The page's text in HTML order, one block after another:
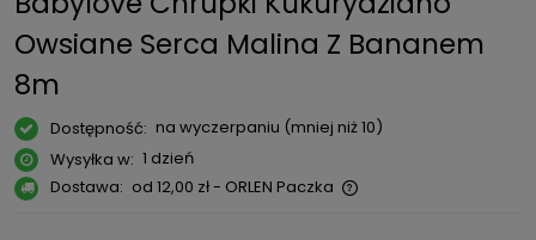
Owsiane Serca Malina Z Bananem
8m
Dostępność: na wyczerpaniu (mniej niż 10)
Wysyłka w: 1 dzień
Dostawa: od 12,00 zł- ORLEN Paczka